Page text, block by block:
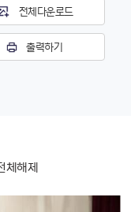
전체다운로드
출력하기
체해제